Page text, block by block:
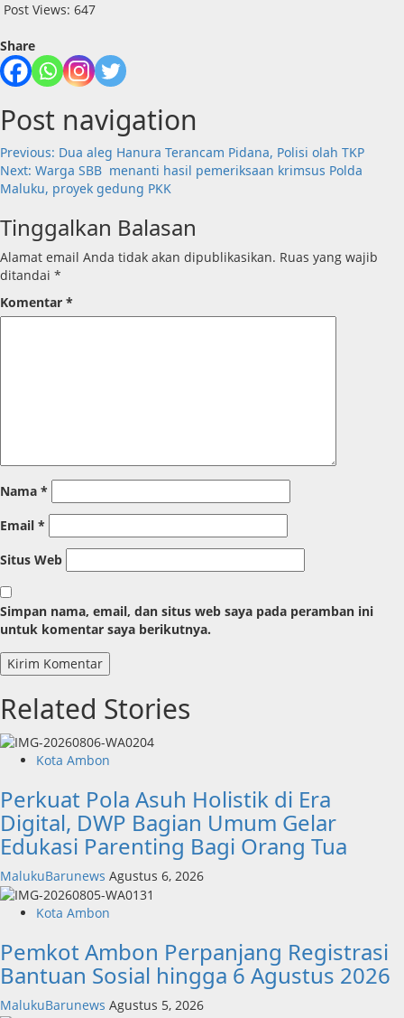
Post Views: 647
Share
Post navigation
Previous: Dua aleg Hanura Terancam Pidana, Polisi olah TKP
Next: Warga SBB menanti hasil pemeriksaan krimsus Polda
Maluku, proyek gedung PKK
Tinggalkan Balasan
Alamat email Anda tidak akan dipublikasikan. Ruas yang wajib
ditandai *
Komentar *
Nama *
Email *
Situs Web
Simpan nama, email, dan situs web saya pada peramban ini
untuk komentar saya berikutnya.
Related Stories
Kota Ambon
Perkuat Pola Asuh Holistik di Era
Digital, DWP Bagian Umum Gelar
Edukasi Parenting Bagi Orang Tua
MalukuBarunews Agustus 6, 2026
Kota Ambon
Pemkot Ambon Perpanjang Registrasi
Bantuan Sosial hingga 6 Agustus 2026
MalukuBarunews Agustus 5, 2026